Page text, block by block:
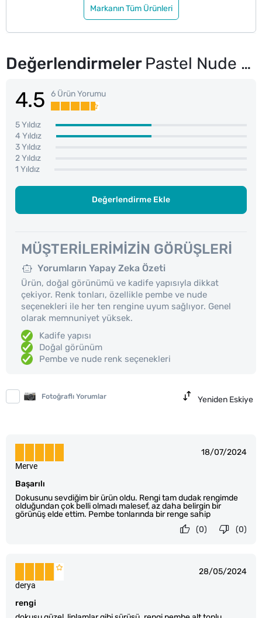
Markanın Tüm Ürünleri
Değerlendirmeler Pastel Nude Lipstick Nude Ruj 534
4.5 6 Ürün Yorumu
5 Yıldız
4 Yıldız
3 Yıldız
2 Yıldız
1 Yıldız
Değerlendirme Ekle
MÜŞTERILERIMIZIN GÖRÜŞLERI
Yorumların Yapay Zeka Özeti
Ürün, doğal görünümü ve kadife yapısıyla dikkat
çekiyor. Renk tonları, özellikle pembe ve nude
seçenekleri ile her ten rengine uyum sağlıyor. Genel
olarak memnuniyet yüksek.
Kadife yapısı
Doğal görünüm
Pembe ve nude renk seçenekleri
Fotoğraflı Yorumlar Yeniden Eskiye
18/07/2024
Başarılı
Dokusunu sevdiğim bir ürün oldu. Rengi tam dudak rengimde
olduğundan çok belli olmadı malesef, az daha belirgin bir
görünüş elde ettim. Pembe tonlarında bir renge sahip
Merve
(0)
(0)
28/05/2024
rengi
derya